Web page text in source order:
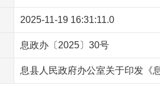
2025-11-19 16:31:11.0
息政办〔2025〕30号
息县人民政府办公室关于印发《